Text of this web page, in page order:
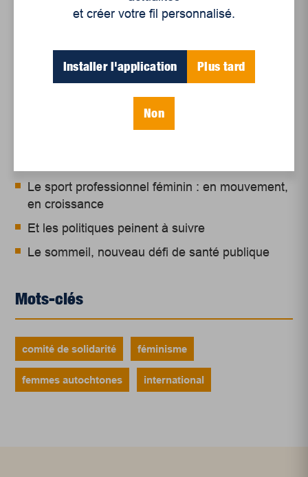
Articles récents
Un siècle de Mauriciennes dans la presse
Le sport professionnel féminin : en mouvement,
en croissance
Et les politiques peinent à suivre
Le sommeil, nouveau défi de santé publique
Mots-clés
comité de solidarité féminisme
femmes autochtones international
et créer votre fil personnalisé.
Installer l'application Plus tard
Non